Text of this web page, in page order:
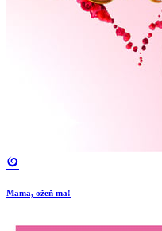
Mama, ožeň ma!